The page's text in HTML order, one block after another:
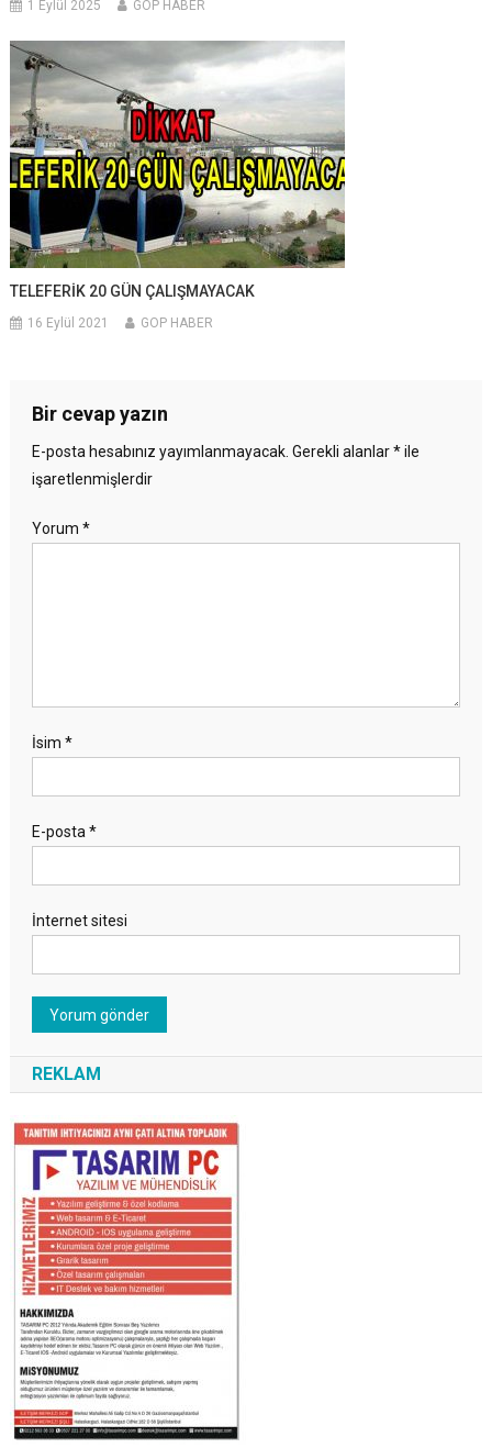
1 Eylül 2025 GOP HABER
TELEFERİK 20 GÜN ÇALIŞMAYACAK
16 Eylül 2021 GOP HABER
Bir cevap yazın
E-posta hesabınız yayımlanmayacak. Gerekli alanlar*ile
işaretlenmişlerdir
Yorum *
İsim *
E-posta *
İnternet sitesi
REKLAM